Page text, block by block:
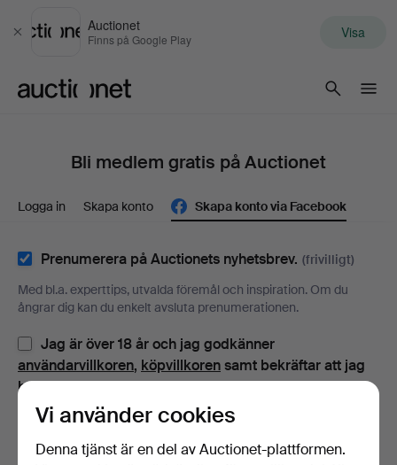
Stäng
Auctionet
Finns på Google Play Visa
Bli medlem gratis på Auctionet
Logga in Skapa konto Skapa konto via Facebook
Prenumerera på Auctionets nyhetsbrev. (frivilligt)
Med bl.a. experttips, utvalda föremål och inspiration. Om du
ångrar dig kan du enkelt avsluta prenumerationen.
Jag är över 18 år och jag godkänner
användarvillkoren, köpvillkorensamt bekräftar att jag
har tagit del avintegritetspolicyn.
Fortsätt med Facebook
Vi använder cookies
Denna tjänst är en del av Auctionet-plattformen.